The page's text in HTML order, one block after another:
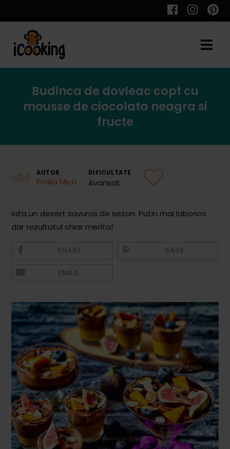
Retete
Aperitive
Aperitive Reci
Băuturi reci
Cocktail-uri
Smoothies
Ceva Dulce
Biscuiți, Bomboane și
Fursecuri
Brioșe și Checuri
Budinci, Jeleuri și Sufleuri
Budinca de dovleac copt cu
mousse de ciocolata neagra si
fructe
AUTOR
Emilia Micu
DIFICULTATE
Avansat
Iata un desert savuros de sezon. Putin mai laborios
dar rezultatul chiar merita!